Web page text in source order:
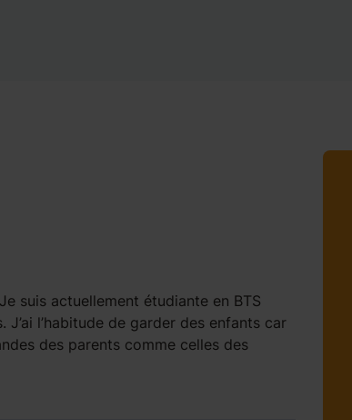
suis actuellement étudiante en BTS
l’habitude de garder des enfants car
des parents comme celles des